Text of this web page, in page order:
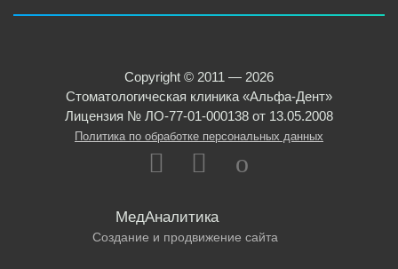
Copyright © 2011 — 2026
Стоматологическая клиника «Альфа-Дент»
Лицензия № ЛО-77-01-000138 от 13.05.2008
Политика по обработке персональных данных
МедАналитика
Создание и продвижение сайта